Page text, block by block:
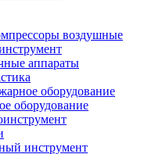
воздушные
аппараты
оборудование
оборудование